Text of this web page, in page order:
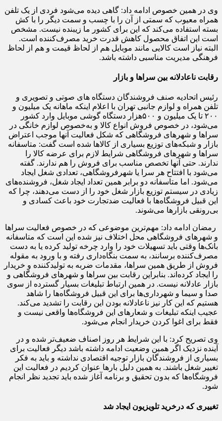
وی در همین خصوص ادامه داد: گاهی دیده می‌شود فردی از یک تلفن
همراه معیوب که سمتی از آن را با چسب و سمت دیگر را با کش
بسته استفاده می‌کند که این برای کشور ما زیبنده نیست. مشخص
است این اتفاق محصول کاهش قدرت خرید مصرف‌کننده است.
البته نیاز است کالایی مانند موبایل هم از لحاظ قیمت و هم از لحاظ
فرهنگی مدیریت مناسبی داشته باشد.
رقابت ناعادلانه بین سراها و بازار
رئیس اتحادیه صنف فروشندگان دستگاه های صوتی و تصویری و
تلفن همراه و لوازم جانبی تهران با اعلام اینکه ماهانه یک میلیون و
۲۰۰ تا یک میلیون و ۵۰۰‌هزار دستگاه گوشی موبایل وارد کشور
می‌شود، در خصوص فروش انواع کالا و به‌خصوص لوازم خانگی در
سراها و شهرهای فروشگاهی که شکل فعالیت آنها موجب اعتراض
بازار و شبکه‌های توزیع بسیاری از کالاها شده است گفت: متاسفانه
سراها و شهرهای فروشگاهی شرایط لازم برای عرضه کالا را
ندارند. حتی آنها تخصص مناسب برای فروش را هم ندارند. گفته
می‌شود با افتتاح هر سرا یا شهرفروشگاهی، تعدادی شغل ایجاد
می‌شود. اما متاسفانه دو برابر همین تعداد ایجاد شغل، فروشنده‌های
زیادی در سیستم توزیع بازار شغل خود را از دست می‌دهند، چرا که
این قبیل فروشگاه‌ها با فعالیت ضد‌تجارت خود باعث کسادی و
بی‌رونقی بازارها می‌شوند.
رمضان ادامه داد: مهم‌ترین موضوعی که در خصوص فعالیت سراها
و شهرهای فروشگاهی محل اختلاف نیز شده این است که متاسفانه
بانک‌ها وقتی باید تسهیلات خود را وارد چرخه تولید کرده یا به دست
مصرف‌کننده برسانند، به سمت بنگاه‌داری رفته و با ورود به مقوله
فروش از طریق همین سراها، مقدمات ضربه به تولیدکننده و خریدار
را ایجاد کرده‌اند. بنابراین رقابت بین سراها و شهرهای فروشگاهی و
بازار عادلانه نیست. در همین ارتباط تبلیغات بسیار گسترده از سوی
صدا و سیما و شهرداری‌ها برای این قبیل فروشگاه‌ها را شاهد
هستیم که این کار نیز ناعادلانه بودن این رقابت را تشدید می‌کند.
عجیب اینکه تبلیغات و شعارهای این فروشگاه‌ها واقعی نیست و
فقط برای اغوا کردن خریدار انجام می‌شود.
وی تصریح کرد: با این شرایط هر روز اصناف ضعیف‌تر شده و در
آینده نزدیک اگر همین وضعیت ادامه داشته باشد دیگر فعالیت برای
بسیاری از فروشندگان بازار توجیه اقتصادی نداشته و باید به فکر
تغییر شغل باشند. به همین دلیل بارها عنوان کردیم در فعالیت این
فروشگاه‌ها که بدون تحقیق و برنامه آغاز شده باید تجدید نظر انجام
شود.
تغییری که درخرید تلویزیون ایجاد شد